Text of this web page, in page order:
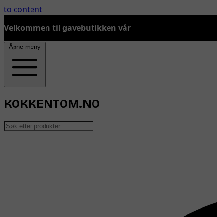
to content
Velkommen til gavebutikken vår
Åpne meny
KOKKENTOM.NO